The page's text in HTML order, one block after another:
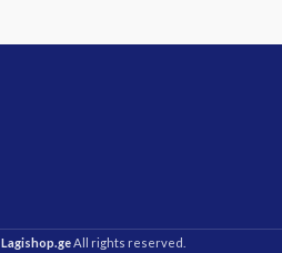
Lagishop.geAll rights reserved.